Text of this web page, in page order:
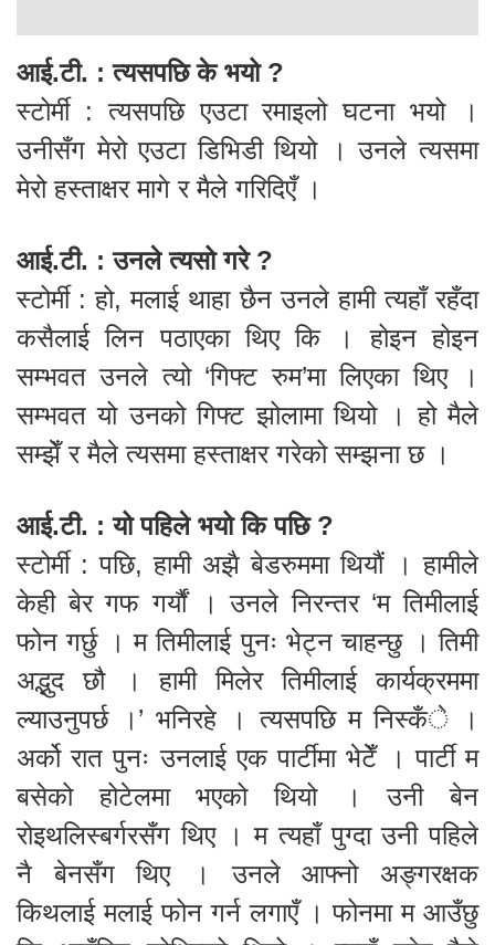
आई.टी. : त्यसपछि के भयो ?
स्टोर्मी : त्यसपछि एउटा रमाइलो घटना भयो ।
उनीसँग मेरो एउटा डिभिडी थियो । उनले त्यसमा
मेरो हस्ताक्षर मागे र मैले गरिदिएँ ।
आई.टी. : उनले त्यसो गरे ?
स्टोर्मी : हो, मलाई थाहा छैन उनले हामी त्यहाँ रहँदा
कसैलाई लिन पठाएका थिए कि । होइन होइन
सम्भवत उनले त्यो ‘गिफ्ट रुम’मा लिएका थिए ।
सम्भवत यो उनको गिफ्ट झोलामा थियो । हो मैले
सम्झेँ र मैले त्यसमा हस्ताक्षर गरेको सम्झना छ ।
आई.टी. : यो पहिले भयो कि पछि ?
स्टोर्मी : पछि, हामी अझै बेडरुममा थियौं । हामीले
केही बेर गफ गर्यौं । उनले निरन्तर ‘म तिमीलाई
फोन गर्छु । म तिमीलाई पुनः भेट्न चाहन्छु । तिमी
अद्भुद छौ । हामी मिलेर तिमीलाई कार्यक्रममा
ल्याउनुपर्छ ।’ भनिरहे । त्यसपछि म निस्कँे ।
अर्को रात पुनः उनलाई एक पार्टीमा भेटेँ । पार्टी म
बसेको होटेलमा भएको थियो । उनी बेन
रोइथलिस्बर्गरसँग थिए । म त्यहाँ पुग्दा उनी पहिले
नै बेनसँग थिए । उनले आफ्नो अङ्गरक्षक
किथलाई मलाई फोन गर्न लगाएँ । फोनमा म आउँछु